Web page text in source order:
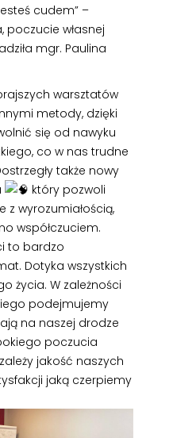
cudem” –
własnej
mgr. Paulina
warsztatów
metody, dzięki
się od nawyku
co w nas trudne
także nowy
który pozwoli
z wyrozumiałością,
współczuciem.
to bardzo
Dotyka wszystkich
życia. W zależności
podejmujemy
na naszej drodze
poczucia
jakość naszych
jaką czerpiemy